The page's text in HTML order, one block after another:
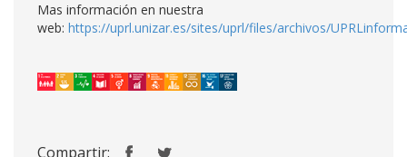
Mas información en nuestra
web: https://uprl.unizar.es/sites/uprl/files/archivos/
Compartir: